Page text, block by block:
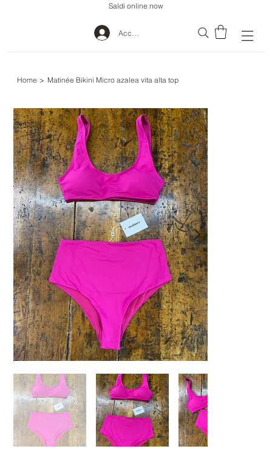
Saldi online now
Accedi
Home > Matinée Bikini Micro azalea vita alta top